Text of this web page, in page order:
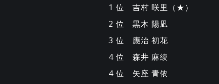
1 位 吉村 咲里（★）
2 位 黒木 陽凪
3 位 應治 初花
4 位 森井 麻綾
4 位 矢座 青依